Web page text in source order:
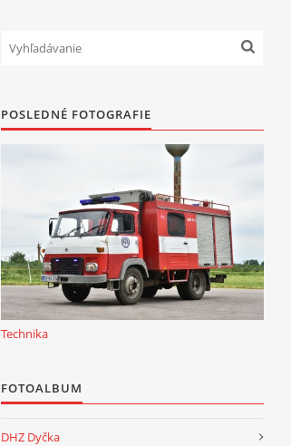
POSLEDNÉ FOTOGRAFIE
Technika
FOTOALBUM
DHZ Dyčka